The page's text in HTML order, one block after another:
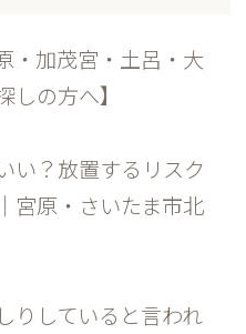
・加茂宮・土呂・大
の方へ】
い？放置するリスク
宮原・さいたま市北
りしていると言われ